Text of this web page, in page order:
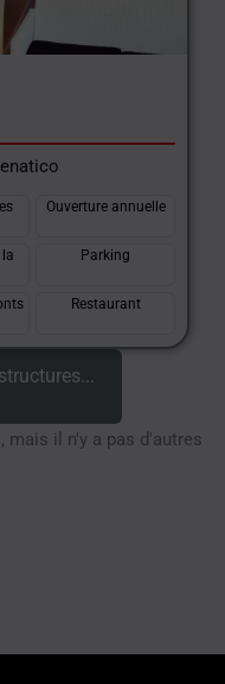
Ouverture annuelle
Parking
Restaurant
mais il n'y a pas d'autres